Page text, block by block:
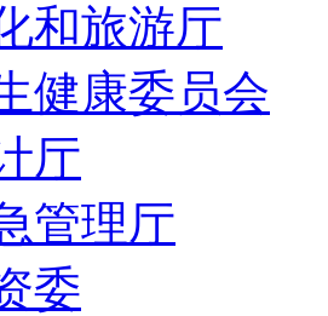
和旅游厅
健康委员会
厅
管理厅
委